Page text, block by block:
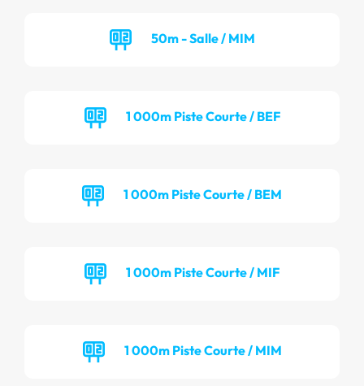
50m - Salle / MIM
1 000m Piste Courte / BEF
1 000m Piste Courte / BEM
1 000m Piste Courte / MIF
1 000m Piste Courte / MIM